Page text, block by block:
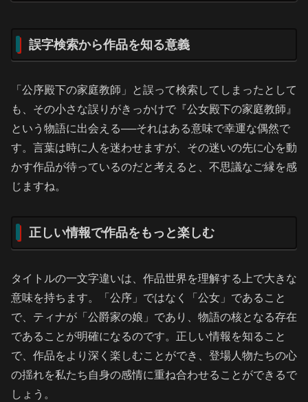
誤字検索から作品を知る意義
「公序殿下の家庭教師」と誤って検索してしまったとして
も、その小さな誤りがきっかけで『公女殿下の家庭教師』
という物語に出会える──それはある意味で幸運な偶然で
す。言葉は時に人を迷わせますが、その迷いの先に心を動
かす作品が待っているのだと考えると、不思議なご縁を感
じますね。
正しい情報で作品をもっと楽しむ
タイトルの一文字違いは、作品世界を理解する上で大きな
意味を持ちます。「公序」ではなく「公女」であること
で、ティナが「公爵家の娘」であり、物語の核となる存在
であることが明確になるのです。正しい情報を知ること
で、作品をより深く楽しむことができ、登場人物たちの心
の揺れを私たち自身の感情に重ね合わせることができるで
しょう。